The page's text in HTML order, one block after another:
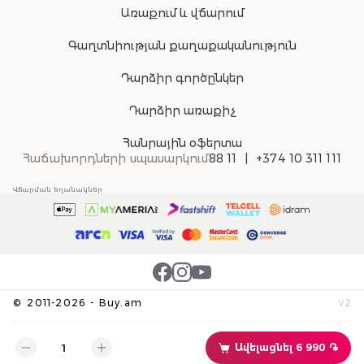
Ավելացնել 6 990 ֏
Առաքում և վճարում
Գաղտնիության քաղաքականություն
Դարձիր գործընկեր
Դարձիր առաքիչ
Հանրային օֆերտա
Հաճախորդների սպասարկում88 11 +374 10 311 111
© 2011-2026 - Buy.am v2
Վճարման եղանակներ